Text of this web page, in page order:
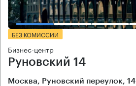
БЕЗ КОМИССИИ
Бизнес-центр
Руновский 14
Москва, Руновский переулок, 14